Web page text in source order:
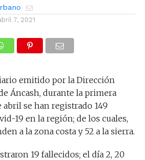
7, 2021
emitido por la Dirección
Áncash, durante la primera
abril se han registrado 149
19 en la región; de los cuales,
a la zona costa y 52 a la sierra.
19 fallecidos; el día 2, 20